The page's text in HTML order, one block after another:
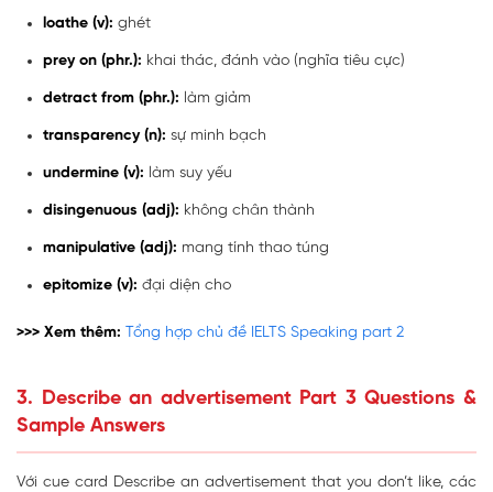
loathe (v): ghét
prey on (phr.): khai thác, đánh vào (nghĩa tiêu cực)
detract from (phr.): làm giảm
transparency (n): sự minh bạch
undermine (v): làm suy yếu
disingenuous (adj): không chân thành
manipulative (adj): mang tính thao túng
epitomize (v): đại diện cho
>>> Xem thêm: Tổng hợp chủ đề IELTS Speaking part 2
3. Describe an advertisement Part 3 Questions &
Sample Answers
Với cue card Describe an advertisement that you don’t like, các